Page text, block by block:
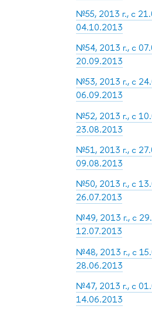
№55, 2013 г., с
04.10.2013
№54, 2013 г., с
20.09.2013
№53, 2013 г., с
06.09.2013
№52, 2013 г., с
23.08.2013
№51, 2013 г., с
09.08.2013
№50, 2013 г., с
26.07.2013
№49, 2013 г., с
12.07.2013
№48, 2013 г., с
28.06.2013
№47, 2013 г., с
14.06.2013